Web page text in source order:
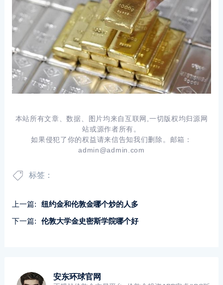
本站所有文章、数据、图片均来自互联网,一切版权均归源网
站或源作者所有。
如果侵犯了你的权益请来信告知我们删除。邮箱：
admin@admin.com
标签：
上一篇:
纽约金和伦敦金哪个炒的人多
下一篇:
伦敦大学金史密斯学院哪个好
安东环球官网